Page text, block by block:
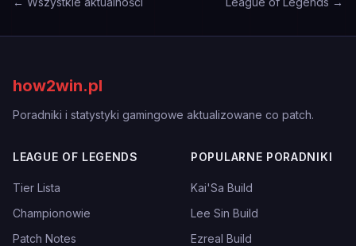
how2win.pl
Poradniki i statystyki gamingowe aktualizowane co patch.
LEAGUE OF LEGENDS
Tier Lista
Championowie
Patch Notes
POPULARNE PORADNIKI
Kai'Sa Build
Lee Sin Build
Ezreal Build